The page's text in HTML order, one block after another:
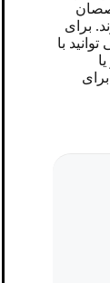
برای
با
یا